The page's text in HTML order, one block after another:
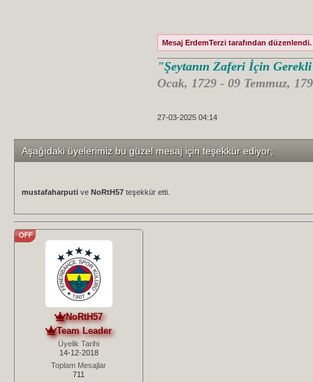
Mesaj ErdemTerzi tarafından düzenlendi.
"Şeytanın Zaferi İçin
Ocak, 1729 - 09 Temmuz,
27-03-2025 04:14
Aşağıdaki üyelerimiz bu güzel mesaj için teşekkür ediyor;
mustafaharputi ve NoRtH57 teşekkür etti.
NoRtH57
Team Leader
Üyelik Tarihi
14-12-2018
Toplam Mesajlar
711